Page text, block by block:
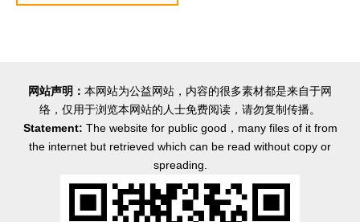
网站声明： 本网站为公益网站，内容的很多素材都是来自于网
络，仅用于浏览本网站的人士免费阅读，请勿复制传播。
Statement: The website for public good，many files of it from
the internet but retrieved which can be read without copy or
spreading.